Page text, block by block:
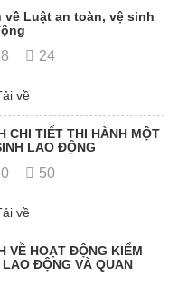
về Luật an toàn, vệ sinh
24
về
CHI TIẾT THI HÀNH MỘT
LAO ĐỘNG
50
về
VỀ HOẠT ĐỘNG KIỂM
ĐỘNG VÀ QUAN